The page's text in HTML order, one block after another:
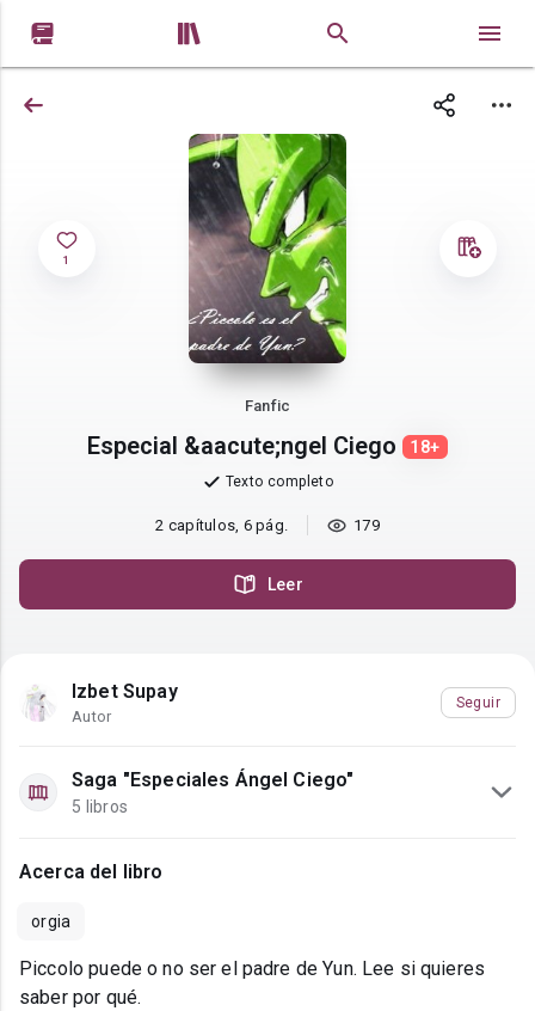
 
1
Fanfic
Especial &aacute;ngel Ciego 18+
Texto completo
2 capítulos, 6 pág. 179
Leer
Izbet Supay
Autor
Seguir
Saga "Especiales Ángel Ciego"
5 libros
Acerca del libro
orgia
Piccolo puede o no ser el padre de Yun. Lee si quieres
saber por qué.